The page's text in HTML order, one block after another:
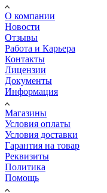
О компании
Новости
Отзывы
Работа и Карьера
Контакты
Лицензии
Документы
Информация
Магазины
Условия оплаты
Условия доставки
Гарантия на товар
Реквизиты
Политика
Помощь